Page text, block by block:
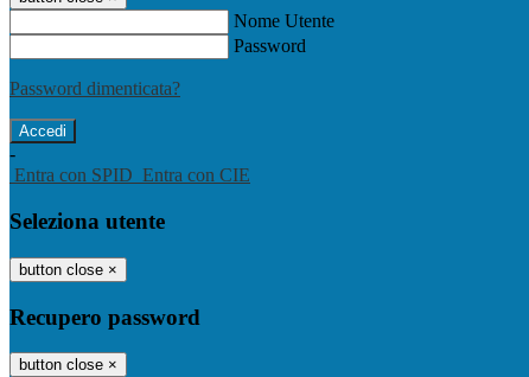
Nome Utente
Password
Password dimenticata?
-
Entra con SPID Entra con CIE
Seleziona utente
button close ×
Recupero password
button close ×